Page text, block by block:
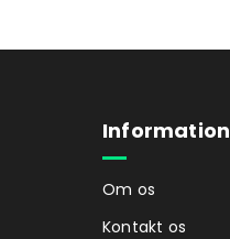
Information
Om os
Kontakt os